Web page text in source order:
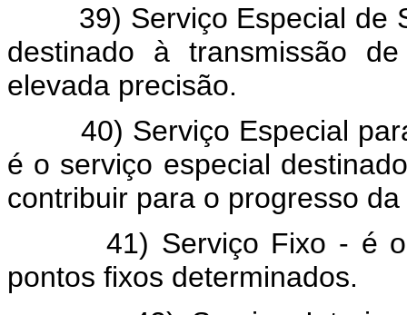
39) Serviço Especial de
destinado à transmissão
elevada precisão.
40) Serviço Especial para
é o serviço especial
contribuir para o progresso
41) Serviço Fixo - é o
pontos fixos determinados.